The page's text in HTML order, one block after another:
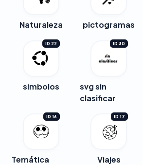
Naturaleza pictogramas
ID 22
simbolos
ID 30
svg sin
clasificar
ID 16
Temática
ID 17
Viajes